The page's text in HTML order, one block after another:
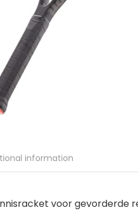
information
voor